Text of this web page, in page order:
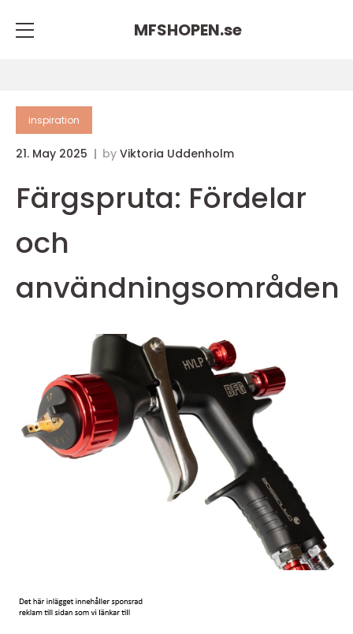
MFSHOPEN.se
inspiration
21. May 2025 by Viktoria Uddenholm
Färgspruta: Fördelar
och
användningsområden